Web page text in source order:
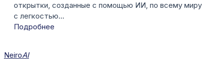
открытки, созданные с помощью ИИ, по всему миру
с легкостью...
Подробнее
NeiroAI